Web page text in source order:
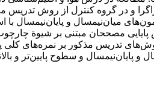
آزمون‌های میان‌نیمسال و
مصححان مبتنی بر شیوة
کوواریانس نشان داد که روش‌های تدریس
و پایان‌نیمسال و سطوح پایین‌تر و